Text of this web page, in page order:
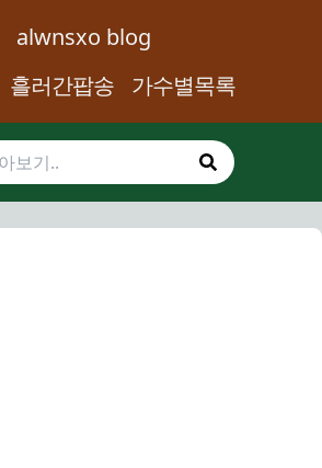
alwnsxo blog
흘러간팝송 가수별목록